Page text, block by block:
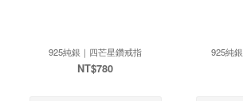
925純銀｜四芒星鑽戒指
NT$780
925純